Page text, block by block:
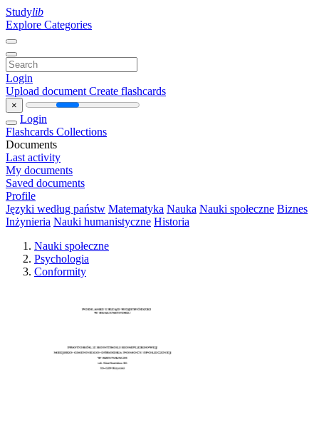
Studylib
Explore Categories
Login
Upload document Create flashcards
×
Login
Flashcards Collections
Documents
Last activity
My documents
Saved documents
Profile
Języki według państw Matematyka Nauka Nauki społeczne Biznes
Inżynieria Nauki humanistyczne Historia
Nauki społeczne
Psychologia
Conformity